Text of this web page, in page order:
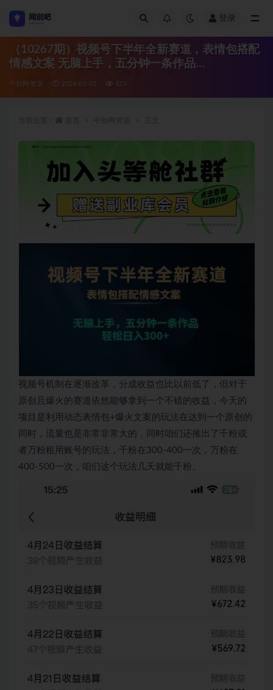
登录
（10267期）视频号下半年全新赛道，表情包搭配
情感文案 无脑上手，五分钟一条作品…
中创网资源 2024-05-03 423
视频号机制在逐渐改革，分成收益也比以前低了，但对于
原创且爆火的赛道依然能够拿到一个不错的收益，今天的
项目是利用动态表情包+爆火文案的玩法在达到一个原创的
同时，流量也是非常非常大的，同时咱们还推出了千粉或
者万粉租用账号的玩法，千粉在300-400一次，万粉在
400-500一次，咱们这个玩法几天就能千粉。